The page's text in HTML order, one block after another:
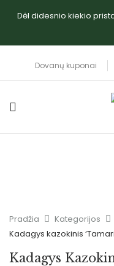
Dėl didesnio kiekio
Dovanų kuponai
Pradžia Kategorijos
Kadagys kazokinis
Kadagys